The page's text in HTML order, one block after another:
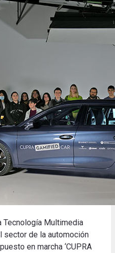
Tecnología Multimedia
sector de la automoción
en marcha ‘CUPRA